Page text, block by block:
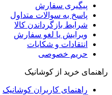
پیگیری سفارش
پاسخ به سوالات متداول
شرایط بازگرداندن کالا
ویرایش یا لغو سفارش
انتقادات و شکایات
حریم خصوصی
راهنمای خرید از کوشانیک
راهنمای کاربران کوشانیک